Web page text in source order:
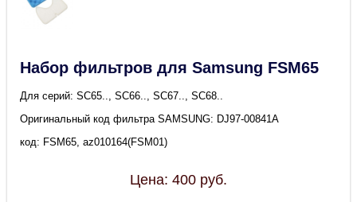
Набор фильтров для Samsung FSM65
Для серий: SC65.., SC66.., SC67.., SC68..
Оригинальный код фильтра SAMSUNG: DJ97-00841A
код: FSM65, az010164(FSM01)
Цена: 400 руб.